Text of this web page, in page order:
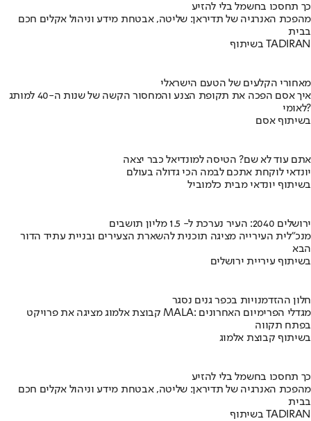
כך תחסכו בחשמל בלי להזיע
מהפכת האנרגיה של תדיראן: שליטה, אבטחת מידע וניהול אקלים חכם
בבית
בשיתוף TADIRAN
מאחורי הקלעים של הטעם הישראלי
איך אסם הפכה את תקופת הצנע והמחסור הקשה של שנות ה-40 למותג
לאומי?
בשיתוף אסם
אתם עוד לא שם? הטיסה למונדיאל כבר יצאה
יונדאי לוקחת אתכם לבמה הכי גדולה בעולם
בשיתוף יונדאי מבית כלמוביל
ירושלים 2040: העיר נערכת ל- 1.5 מליון תושבים
מנכ"לית העירייה מציגה תוכנית להשארת הצעירים ובניית עתיד הדור
הבא
בשיתוף עיריית ירושלים
חלון ההזדמנויות בכפר גנים נסגר
קבוצת אלמוג מציגה את פרויקט MALA: מגדלי הפרימיום האחרונים
בפתח תקווה
בשיתוף קבוצת אלמוג
כך תחסכו בחשמל בלי להזיע
מהפכת האנרגיה של תדיראן: שליטה, אבטחת מידע וניהול אקלים חכם
בבית
בשיתוף TADIRAN